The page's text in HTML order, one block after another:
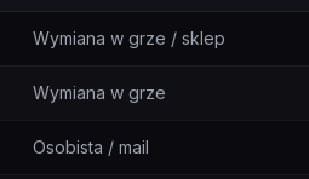
Wymiana w grze / sklep
Wymiana w grze
Osobista / mail